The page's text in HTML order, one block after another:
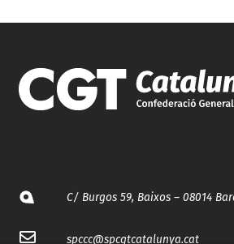
C/ Burgos 59, Baixos – 08014
spccc@spcgtcatalunya.cat